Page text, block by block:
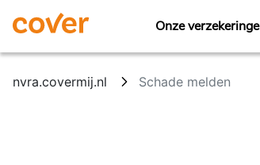
Overslaan en naar hoofdinhoud gaan
Onze
nvra.covermij.nl Schade melden